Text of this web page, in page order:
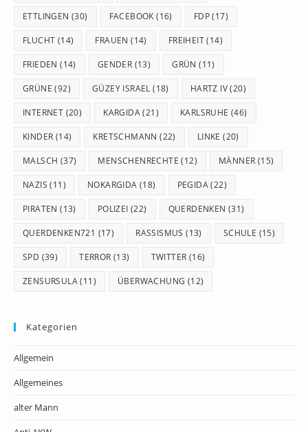
ETTLINGEN (30) FACEBOOK (16) FDP(17)
FLUCHT (14) FRAUEN (14) FREIHEIT(14)
FRIEDEN (14) GENDER (13) GRÜN (11)
GRÜNE (92) GÜZEY ISRAEL (18) HARTZ IV(20)
INTERNET (20) KARGIDA(21) KARLSRUHE (46)
KINDER (14) KRETSCHMANN (22) LINKE (20)
MALSCH (37) MENSCHENRECHTE (12) MÄNNER (15)
NAZIS (11) NOKARGIDA (18) PEGIDA(22)
PIRATEN (13) POLIZEI (22) QUERDENKEN (31)
QUERDENKEN721 (17) RASSISMUS (13) SCHULE (15)
SPD (39) TERROR (13) TWITTER (16)
ZENSURSULA(11) ÜBERWACHUNG (12)
Kategorien
Allgemein
Allgemeines
alter Mann